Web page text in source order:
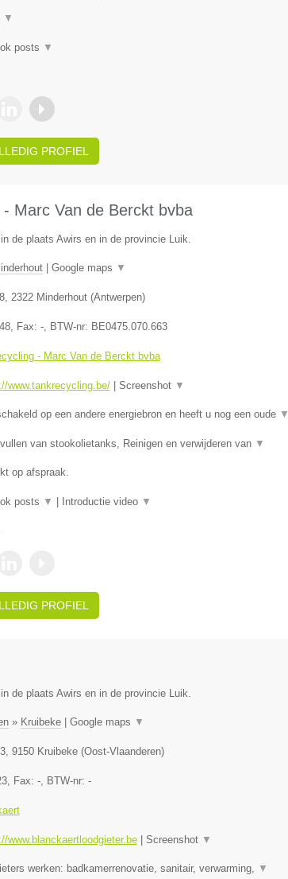
▼
posts ▼
PROFIEL
- Marc Van de Berckt bvba
de plaats Awirs en in de provincie Luik.
| Google maps ▼
, 2322 Minderhout(Antwerpen)
, Fax: -, BTW-nr: BE0475.070.663
- Marc Van de Berckt bvba
www.tankrecycling.be/| Screenshot ▼
op een andere energiebron en heeft u nog een oude ▼
van stookolietanks, Reinigen en verwijderen van ▼
op afspraak.
posts ▼ Introductie video ▼
PROFIEL
de plaats Awirs en in de provincie Luik.
» Kruibeke| Google maps ▼
, 9150 Kruibeke(Oost-Vlaanderen)
, Fax: -, BTW-nr: -
www.blanckaertloodgieter.be| Screenshot ▼
werken: badkamerrenovatie, sanitair, verwarming, ▼